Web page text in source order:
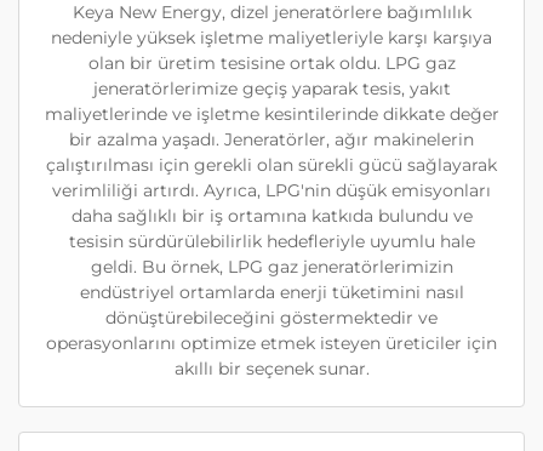
Keya New Energy, dizel jeneratörlere bağımlılık
nedeniyle yüksek işletme maliyetleriyle karşı karşıya
olan bir üretim tesisine ortak oldu. LPG gaz
jeneratörlerimize geçiş yaparak tesis, yakıt
maliyetlerinde ve işletme kesintilerinde dikkate değer
bir azalma yaşadı. Jeneratörler, ağır makinelerin
çalıştırılması için gerekli olan sürekli gücü sağlayarak
verimliliği artırdı. Ayrıca, LPG'nin düşük emisyonları
daha sağlıklı bir iş ortamına katkıda bulundu ve
tesisin sürdürülebilirlik hedefleriyle uyumlu hale
geldi. Bu örnek, LPG gaz jeneratörlerimizin
endüstriyel ortamlarda enerji tüketimini nasıl
dönüştürebileceğini göstermektedir ve
operasyonlarını optimize etmek isteyen üreticiler için
akıllı bir seçenek sunar.